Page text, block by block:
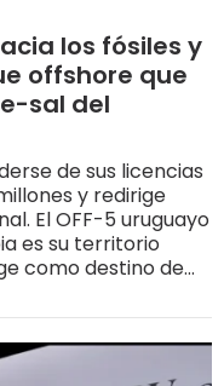
los fósiles y
offshore que
sal del
de sus licencias
y redirige
El OFF-5 uruguayo
es su territorio
como destino de